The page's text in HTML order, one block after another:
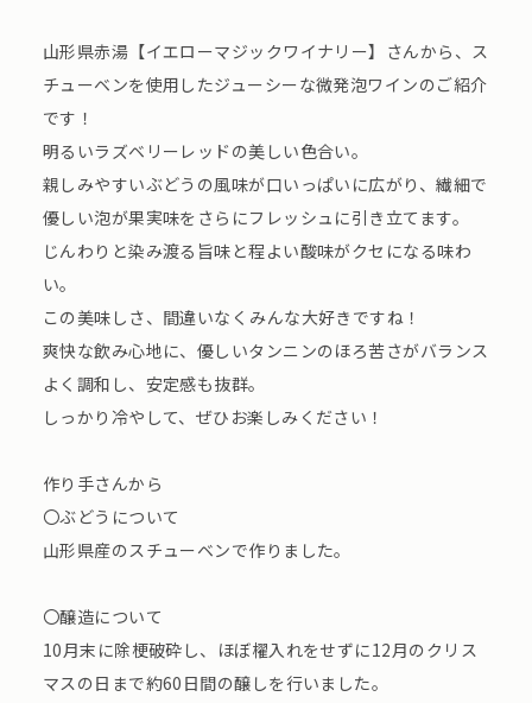
山形県赤湯【イエローマジックワイナリー】さんから、ス
チューベンを使用したジューシーな微発泡ワインのご紹介
です！
明るいラズベリーレッドの美しい色合い。
親しみやすいぶどうの風味が口いっぱいに広がり、繊細で
優しい泡が果実味をさらにフレッシュに引き立てます。
じんわりと染み渡る旨味と程よい酸味がクセになる味わ
い。
この美味しさ、間違いなくみんな大好きですね！
爽快な飲み心地に、優しいタンニンのほろ苦さがバランス
よく調和し、安定感も抜群。
しっかり冷やして、ぜひお楽しみください！
作り手さんから
〇ぶどうについて
⼭形県産のスチューベンで作りました。
〇醸造について
10⽉末に除梗破砕し、ほぼ櫂⼊れをせずに12⽉のクリス
マスの⽇まで約60⽇間の醸しを⾏いました。